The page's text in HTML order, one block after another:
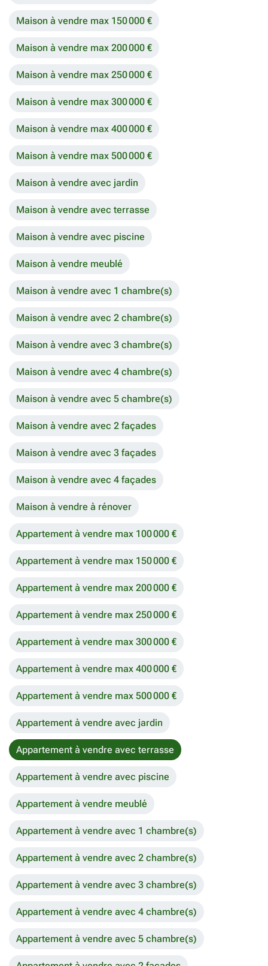
Maison à vendre max 150 000 €
Maison à vendre max 200 000 €
Maison à vendre max 250 000 €
Maison à vendre max 300 000 €
Maison à vendre max 400 000 €
Maison à vendre max 500 000 €
Maison à vendre avec jardin
Maison à vendre avec terrasse
Maison à vendre avec piscine
Maison à vendre meublé
Maison à vendre avec 1 chambre(s)
Maison à vendre avec 2 chambre(s)
Maison à vendre avec 3 chambre(s)
Maison à vendre avec 4 chambre(s)
Maison à vendre avec 5 chambre(s)
Maison à vendre avec 2 façades
Maison à vendre avec 3 façades
Maison à vendre avec 4 façades
Maison à vendre à rénover
Appartement à vendre max 100 000 €
Appartement à vendre max 150 000 €
Appartement à vendre max 200 000 €
Appartement à vendre max 250 000 €
Appartement à vendre max 300 000 €
Appartement à vendre max 400 000 €
Appartement à vendre max 500 000 €
Appartement à vendre avec jardin
Appartement à vendre avec terrasse
Appartement à vendre avec piscine
Appartement à vendre meublé
Appartement à vendre avec 1 chambre(s)
Appartement à vendre avec 2 chambre(s)
Appartement à vendre avec 3 chambre(s)
Appartement à vendre avec 4 chambre(s)
Appartement à vendre avec 5 chambre(s)